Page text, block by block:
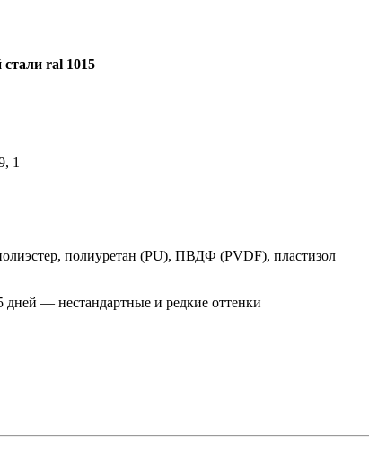
ral 1015
1
полиуретан (PU), ПВДФ (PVDF), пластизол
— нестандартные и редкие оттенки